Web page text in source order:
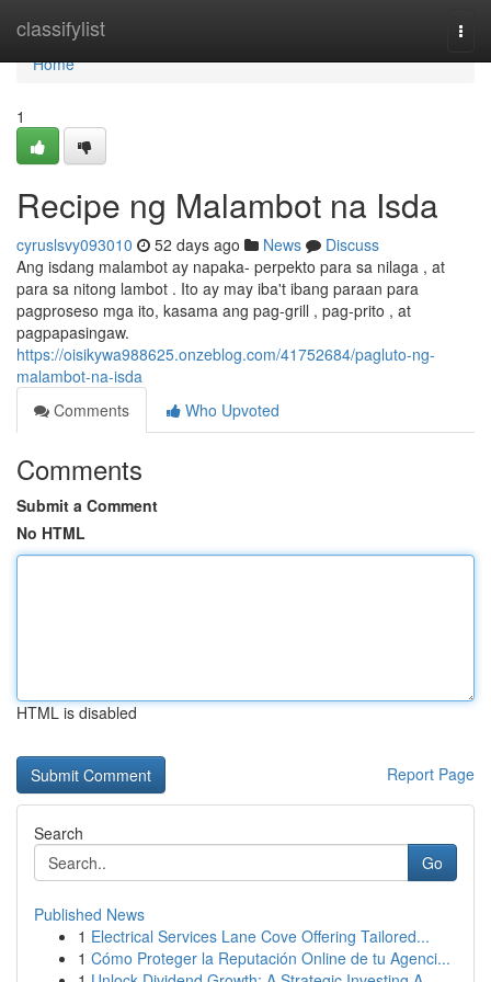
classifylist
Home
Home
1
Recipe ng Malambot na Isda
cyruslsvy093010 52 days ago News
Discuss
Ang isdang malambot ay napaka- perpekto para sa nilaga , at
para sa nitong lambot . Ito ay may iba't ibang paraan para
pagproseso mga ito, kasama ang pag-grill , pag-prito , at
pagpapasingaw.
https://oisikywa988625.onzeblog.com/41752684/pagluto-ng-
malambot-na-isda
Comments
Who Upvoted
Comments
Submit a Comment
No HTML
HTML is disabled
Report Page
Search
Go
Published News
1 Electrical Services Lane Cove Offering Tailored...
1 Cómo Proteger la Reputación Online de tu Agenci...